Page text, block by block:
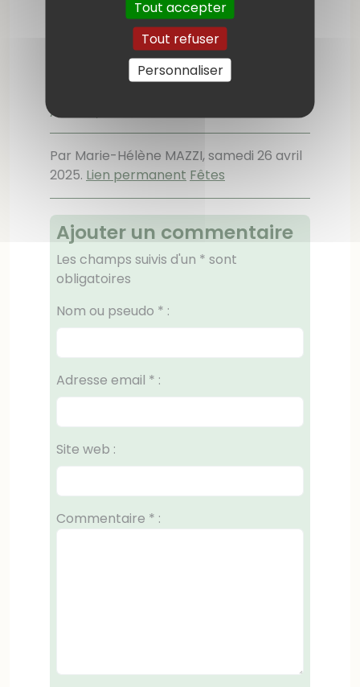
Tout accepter
Tout refuser
Personnaliser
Bravo à leur responsable Evelyne R. et
toutes les collaboratrices et
collaborateurs; enfin une mention
particulière pour Patrice virtuose du
nettoyage des sols.
Amitiés, Danielle "
Par Marie-Hélène MAZZI,samedi 26 avril
2025. Lien permanent Fêtes
Ajouter un commentaire
Les champs suivis d'un * sont
obligatoires
Nom ou pseudo * :
Adresse email * :
Site web :
Commentaire * :